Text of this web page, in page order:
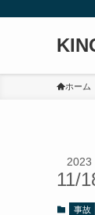
ホーム
2023
11/
事故